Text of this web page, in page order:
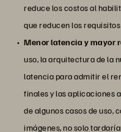
reduce los costos al
que reducen los requisitos
Menor latencia y mayor
uso, la arquitectura de la
latencia para admitir el
finales y las aplicaciones
de algunos casos de uso,
imágenes, no solo